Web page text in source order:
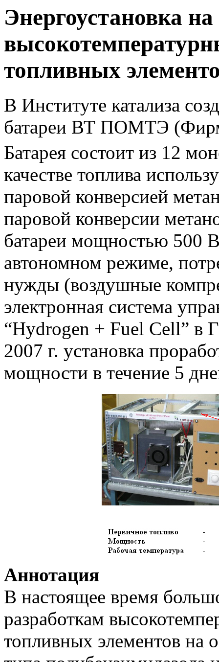
Энергоустановка на
топливных
В Институте катализа
батареи ВТ ПОМТЭ
Батарея состоит из 12
качестве топлива
паровой конверсией
паровой конверсии
батареи мощностью 500
автономном режиме,
нужды (воздушные
электронная система
“Hydrogen + Fuel Cell” в
2007 г. установка
мощности в течение 5
Аннотация
В настоящее время
разработкам
топливных элементов на